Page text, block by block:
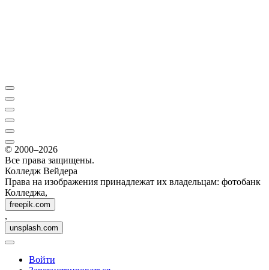
© 2000–2026
Все права защищены.
Колледж Вейдера
Права на изображения принадлежат их владельцам: фотобанк
Колледжа,
freepik.com
,
unsplash.com
Войти